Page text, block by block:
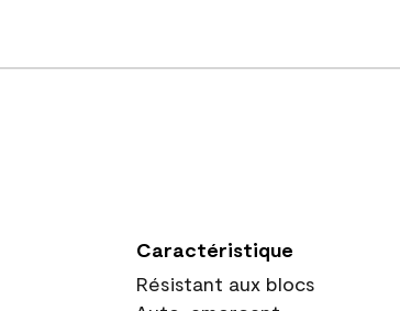
Caractéristique
Résistant aux blocs